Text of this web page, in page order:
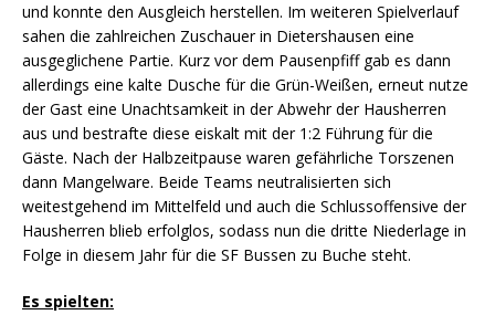
und konnte den Ausgleich herstellen. Im weiteren Spielverlauf
sahen die zahlreichen Zuschauer in Dietershausen eine
ausgeglichene Partie. Kurz vor dem Pausenpfiff gab es dann
allerdings eine kalte Dusche für die Grün-Weißen, erneut nutze
der Gast eine Unachtsamkeit in der Abwehr der Hausherren
aus und bestrafte diese eiskalt mit der 1:2 Führung für die
Gäste. Nach der Halbzeitpause waren gefährliche Torszenen
dann Mangelware. Beide Teams neutralisierten sich
weitestgehend im Mittelfeld und auch die Schlussoffensive der
Hausherren blieb erfolglos, sodass nun die dritte Niederlage in
Folge in diesem Jahr für die SF Bussen zu Buche steht.
Es spielten: